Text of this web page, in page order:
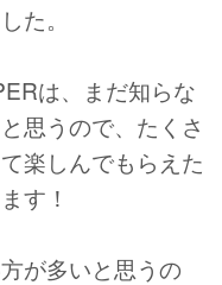
た。
は、まだ知らな
思うので、たくさ
楽しんでもらえた
す！
が多いと思うの